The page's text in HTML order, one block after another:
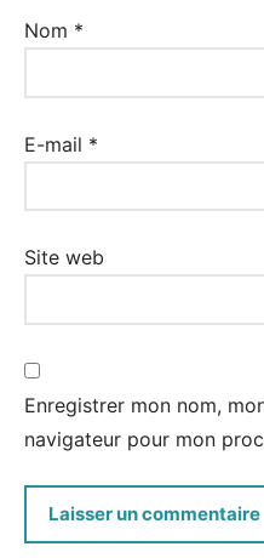
Nom *
E-mail *
Site web
Enregistrer mon nom,
navigateur pour mon